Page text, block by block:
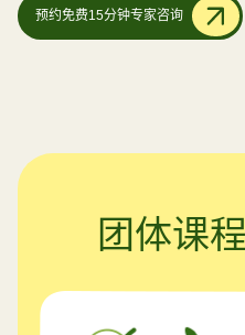
预约免费15分钟专家咨询
团体课